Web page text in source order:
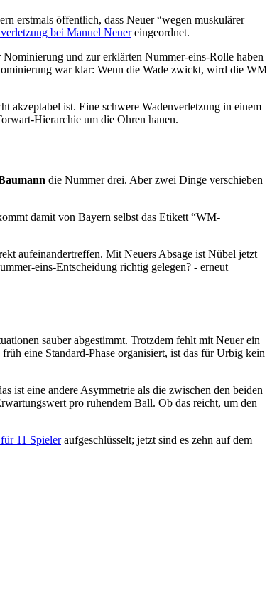
erstmals öffentlich, dass Neuer “wegen muskulärer
bei Manuel Neuereingeordnet.
und zur erklärten Nummer-eins-Rolle haben
war klar: Wenn die Wade zwickt, wird die WM
akzeptabel ist. Eine schwere Wadenverletzung in einem
Hierarchie um die Ohren hauen.
die Nummer drei. Aber zwei Dinge verschieben
damit von Bayern selbst das Etikett “WM-
aufeinandertreffen. Mit Neuers Absage ist Nübel jetzt
eins-Entscheidung richtig gelegen? - erneut
sauber abgestimmt. Trotzdem fehlt mit Neuer ein
eine Standard-Phase organisiert, ist das für Urbig kein
ist eine andere Asymmetrie als die zwischen den beiden
pro ruhendem Ball. Ob das reicht, um den
11 Spieleraufgeschlüsselt; jetzt sind es zehn auf dem